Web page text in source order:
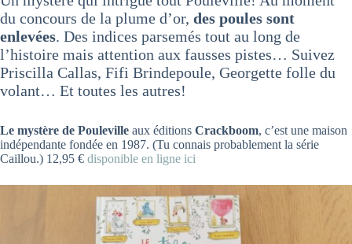
du concours de la plume d’or, des poules sont
enlevées. Des indices parsemés tout au long de
l’histoire mais attention aux fausses pistes… Suivez
Priscilla Callas, Fifi Brindepoule, Georgette folle du
volant… Et toutes les autres!
Le mystère de Pouleville aux éditions Crackboom, c’est une maison
indépendante fondée en 1987. (Tu connais probablement la série
Caillou.) 12,95 € disponible en ligne ici